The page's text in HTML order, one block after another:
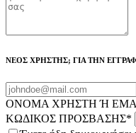
ΝΕΟΣ ΧΡΗΣΤΗΣ; ΓΙΑ ΤΗΝ
ΟΝΟΜΑ ΧΡΗΣΤΗ Ή
ΚΩΔΙΚΟΣ ΠΡΟΣΒΑΣΗΣ*